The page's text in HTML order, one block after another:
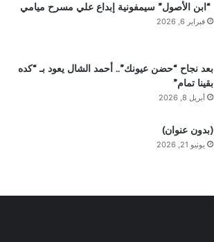
“ابن الأصول” سيمفونية إبداع علي مسرح ميامي
فبراير 6, 2026
بعد نجاح “حضن عيونك”.. أحمد الشال يعود بـ “كده
بقينا تمام”
أبريل 8, 2026
(بدون عنوان)
يونيو 21, 2026